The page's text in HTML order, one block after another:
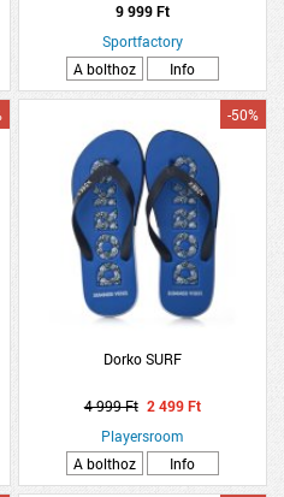
9 999 Ft
Sportfactory
A bolthoz
Info
Dorko SURF
-50%
4 999 Ft 2 499 Ft
Playersroom
A bolthoz
Info